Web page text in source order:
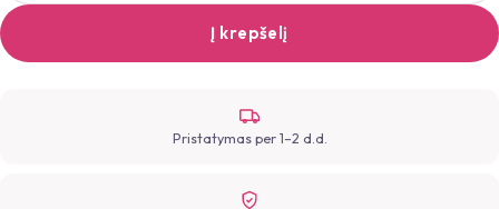
Į krepšelį
Pristatymas per 1–2 d.d.